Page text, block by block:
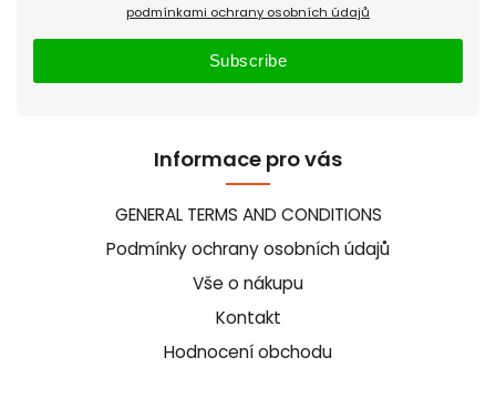
Informace pro vás
GENERAL TERMS AND CONDITIONS
Podmínky ochrany osobních údajů
Vše o nákupu
Kontakt
Hodnocení obchodu
podmínkami ochrany osobních údajů
Subscribe